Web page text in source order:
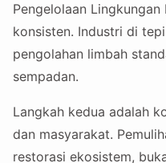
Pengelolaan
konsisten. Industri di
pengolahan limbah
sempadan.
Langkah kedua adalah
dan masyarakat.
restorasi ekosistem,